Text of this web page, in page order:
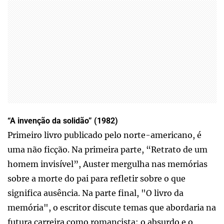
“A invenção da solidão” (1982)
Primeiro livro publicado pelo norte-americano, é
uma não ficção. Na primeira parte, “Retrato de um
homem invisível”, Auster mergulha nas memórias
sobre a morte do pai para refletir sobre o que
significa ausência. Na parte final, "O livro da
memória", o escritor discute temas que abordaria na
futura carreira como romancista: o absurdo e o